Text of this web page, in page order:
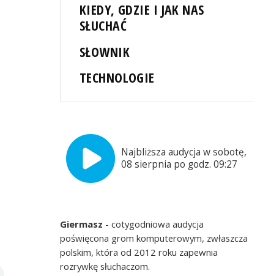
KIEDY, GDZIE I JAK NAS
SŁUCHAĆ
SŁOWNIK
TECHNOLOGIE
Najbliższa audycja w sobotę,
08 sierpnia po godz. 09:27
Giermasz - cotygodniowa audycja
poświęcona grom komputerowym, zwłaszcza
polskim, która od 2012 roku zapewnia
rozrywkę słuchaczom.